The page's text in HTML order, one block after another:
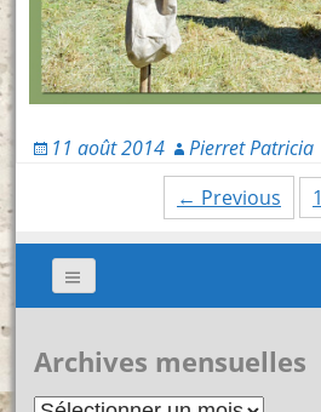
11 août 2014 Pierret Patricia
navigation
← Previous 1
Archives mensuelles